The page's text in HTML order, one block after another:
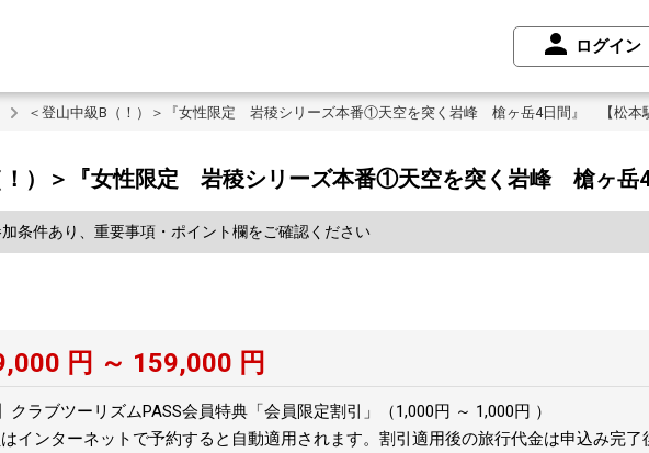
ログイン
＜登山中級B（！）＞『女性限定 岩稜シリーズ本番①天空を突く岩峰 槍ヶ岳4日間』 【松本
！）＞『女性限定 岩稜シリーズ本番①天空を突く岩峰 槍ヶ岳
条件あり、重要事項・ポイント欄をご確認ください
円 ～ 159,000 円
クラブツーリズムPASS会員特典「会員限定割引」（1,000円 ～ 1,000円 ）
インターネットで予約すると自動適用されます。割引適用後の旅行代金は申込み完了